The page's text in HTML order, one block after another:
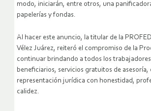
modo, iniciarán, entre otros, una
papelerías y fondas.
Al hacer este anuncio, la titular de la
Vélez Juárez, reiteró el compromiso de la
continuar brindando a todos los trabajadores
beneficiarios, servicios gratuitos de
representación jurídica con honestidad,
calidez.